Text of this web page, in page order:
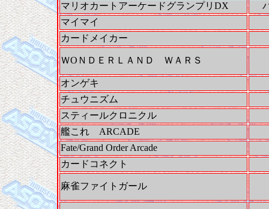
マリオカートアーケードグランプリDX
マイマイ
カードメイカー
ＷOＮＤＥＲＬＡＮＤ ＷＡＲＳ
オンゲキ
チュウニズム
スティールクロニクル
艦これ ARCADE
Fate/Grand Order Arcade
カードコネクト
麻雀ファイトガール